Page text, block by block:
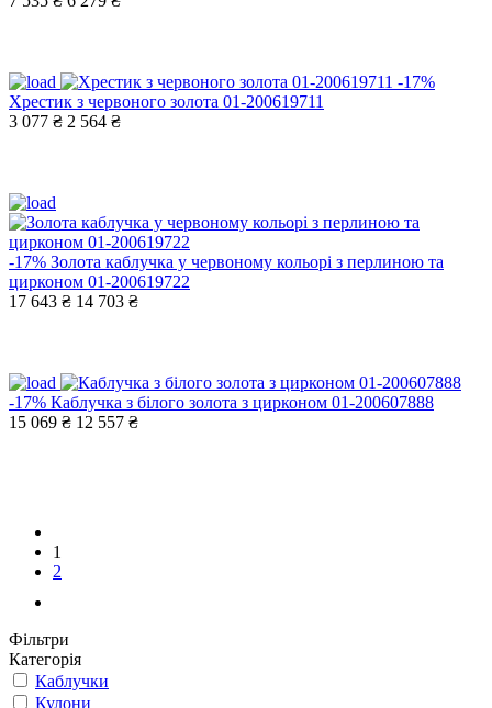
-17%
Хрестик з червоного золота 01-200619711
3 077 ₴ 2 564 ₴
-17% Золота каблучка у червоному кольорі з перлиною та
цирконом 01-200619722
17 643 ₴ 14 703 ₴
-17% Каблучка з білого золота з цирконом 01-200607888
15 069 ₴ 12 557 ₴
1
2
Фільтри
Категорія
Каблучки
Кулони